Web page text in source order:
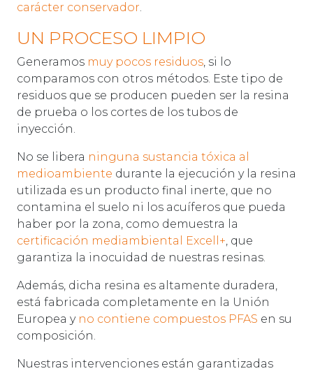
carácter conservador.
UN PROCESO LIMPIO
Generamos muy pocos residuos, si lo
comparamos con otros métodos. Este tipo de
residuos que se producen pueden ser la resina
de prueba o los cortes de los tubos de
inyección.
No se libera ninguna sustancia tóxica al
medioambiente durante la ejecución y la resina
utilizada es un producto final inerte, que no
contamina el suelo ni los acuíferos que pueda
haber por la zona, como demuestra la
certificación mediambiental Excell+, que
garantiza la inocuidad de nuestras resinas.
Además, dicha resina es altamente duradera,
está fabricada completamente en la Unión
Europea y no contiene compuestos PFAS en su
composición.
Nuestras intervenciones están garantizadas